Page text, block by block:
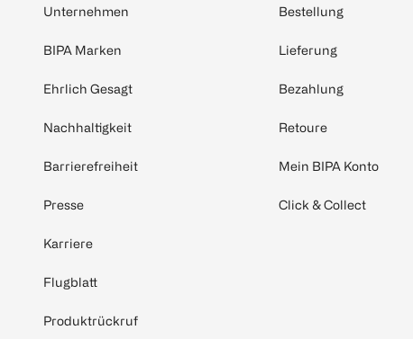
Unternehmen
BIPA Marken
Ehrlich Gesagt
Nachhaltigkeit
Barrierefreiheit
Presse
Karriere
Flugblatt
Produktrückruf
Bestellung
Lieferung
Bezahlung
Retoure
Mein BIPA Konto
Click & Collect